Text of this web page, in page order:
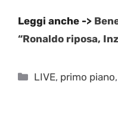
Leggi anche ->
“Ronaldo riposa,
Categorie
LIVE, primo piano